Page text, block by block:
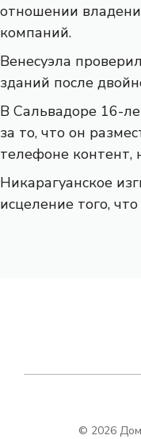
отношении
компаний.
Венесуэла
зданий после
В Сальвадоре 16-
за то, что он
телефоне
Никарагуанское
исцеление того,
© 2026